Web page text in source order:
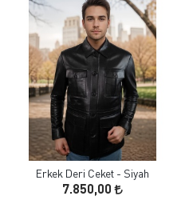
Erkek Deri Ceket - Siyah
7.850,00